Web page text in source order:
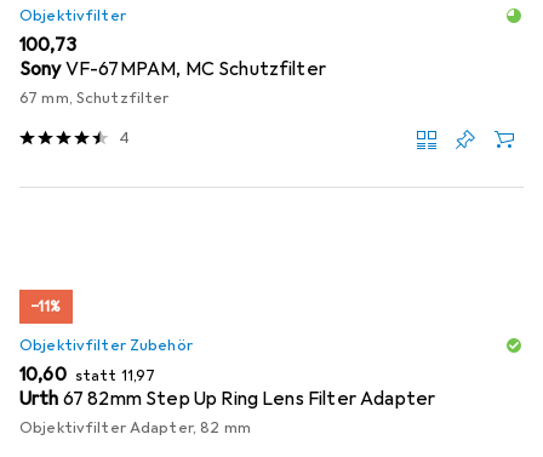
Objektivfilter
EUR
100,73
SonyVF-67MPAM, MC Schutzfilter
67 mm, Schutzfilter
4
−11%
Objektivfilter Zubehör
EUR
10,60 statt EUR
11,97
Urth 67 82mm Step Up Ring Lens Filter Adapter
Objektivfilter Adapter, 82 mm